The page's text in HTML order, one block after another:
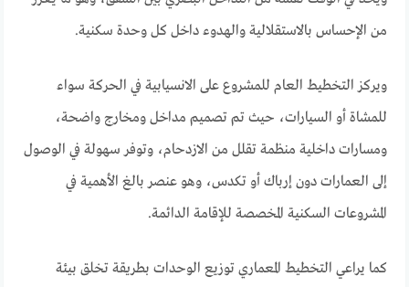
من الإحساس بالاستقلالية والهدوء داخل كل وحدة سكنية.
ويركز التخطيط العام للمشروع على الانسيابية في الحركة سواء
للمشاة أو السيارات، حيث تم تصميم مداخل ومخارج واضحة،
ومسارات داخلية منظمة تقلل من الازدحام، وتوفر سهولة في الوصول
إلى العمارات دون إرباك أو تكدس، وهو عنصر بالغ الأهمية في
المشروعات السكنية المخصصة للإقامة الدائمة.
كما يراعي التخطيط المعماري توزيع الوحدات بطريقة تخلق بيئة